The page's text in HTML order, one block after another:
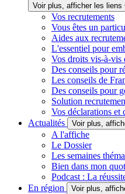
Voir plus, afficher les liens
Vos recrutements
Vous êtes un
Aides aux
L'essentiel pour
Vos droits vis-à-vis
Des conseils pour
Les conseils de
Des conseils pour
Solution
Vos déclarations et
Actualités
Voir plus,
A l'affiche
Le Dossier
Les semaines
Bien dans mon
Podcast : La
En région
Voir plus,